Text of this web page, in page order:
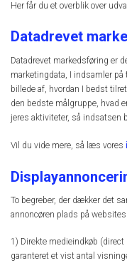
Her får du et overblik over
Datadrevet
Datadrevet markedsføring er
marketingdata, I indsamler
billede af, hvordan I bedst
den bedste målgruppe, hvad
jeres aktiviteter, så indsatsen
Vil du vide mere, så læs vores
To begreber, der dækker det
annoncøren plads på
1) Direkte medieindkøb (direct
garanteret et vist antal